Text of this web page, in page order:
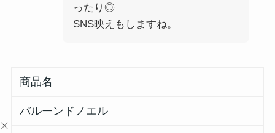
ったり◎
SNS映えもしますね。
商品名
バルーンドノエル